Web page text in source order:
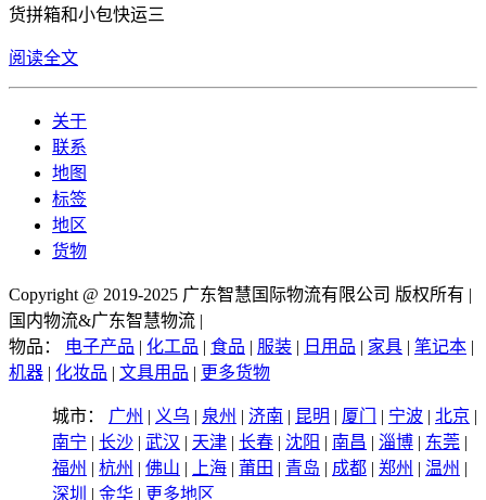
货拼箱和小包快运三
阅读全文
关于
联系
地图
标签
地区
货物
Copyright @ 2019-2025 广东智慧国际物流有限公司 版权所有 |
国内物流&广东智慧物流 |
物品：
电子产品 | 化工品 | 食品 | 服装 | 日用品 | 家具 | 笔记本 |
机器 | 化妆品 | 文具用品 | 更多货物
城市： 广州 | 义乌 | 泉州 | 济南 | 昆明 | 厦门 | 宁波 | 北京 |
南宁 | 长沙 | 武汉 | 天津 | 长春 | 沈阳 | 南昌 | 淄博 | 东莞 |
福州 | 杭州 | 佛山 | 上海 | 莆田 | 青岛 | 成都 | 郑州 | 温州 |
深圳
| 金华 | 更多地区